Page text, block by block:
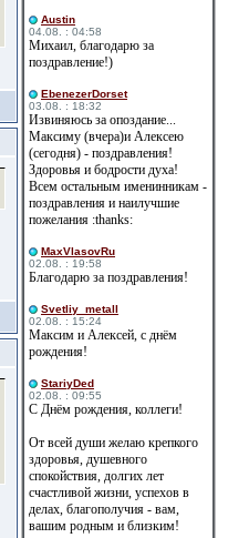
Austin
04.08. : 04:58
Михаил, благодарю за
поздравление!)
EbenezerDorset
03.08. : 18:32
Извиняюсь за опоздание...
Максиму (вчера)и Алексею
(сегодня) - поздравления!
Здоровья и бодрости духа!
Всем остальным именинникам -
поздравления и наилучшие
пожелания :thanks:
MaxVlasovRu
02.08. : 19:58
Благодарю за поздравления!
Svetliy_metall
02.08. : 15:24
Максим и Алексей, с днём
рождения!
StariyDed
02.08. : 09:55
С Днём рождения, коллеги!
От всей души желаю крепкого
здоровья, душевного
спокойствия, долгих лет
счастливой жизни, успехов в
делах, благополучия - вам,
вашим родным и близким!